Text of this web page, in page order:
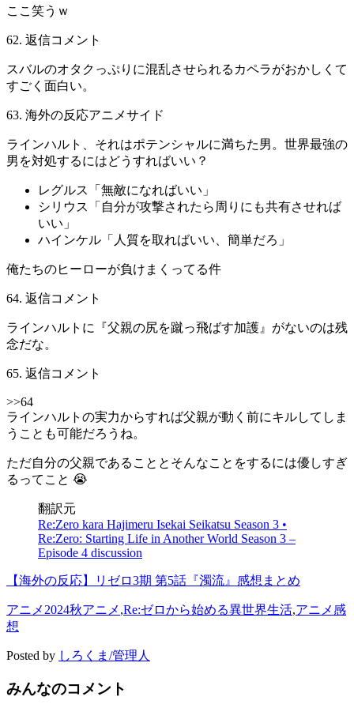
ここ笑うｗ
62. 返信コメント
スバルのオタクっぷりに混乱させられるカペラがおかしくて
すごく面白い。
63. 海外の反応アニメサイド
ラインハルト、それはポテンシャルに満ちた男。世界最強の
男を対処するにはどうすればいい？
レグルス「無敵になればいい」
シリウス「自分が攻撃されたら周りにも共有させれば
いい」
ハインケル「人質を取ればいい、簡単だろ」
俺たちのヒーローが負けまくってる件
64. 返信コメント
ラインハルトに『父親の尻を蹴っ飛ばす加護』がないのは残
念だな。
65. 返信コメント
>>64
ラインハルトの実力からすれば父親が動く前にキルしてしま
うことも可能だろうね。
ただ自分の父親であることとそんなことをするには優しすぎ
るってこと 😭
翻訳元
Re:Zero kara Hajimeru Isekai Seikatsu Season 3 •
Re:Zero: Starting Life in Another World Season 3 –
Episode 4 discussion
【海外の反応】リゼロ3期 第5話『濁流』感想まとめ
アニメ 2024秋アニメ ,Re:ゼロから始める異世界生活,アニメ感
想
Posted by しろくま/管理人
みんなのコメント